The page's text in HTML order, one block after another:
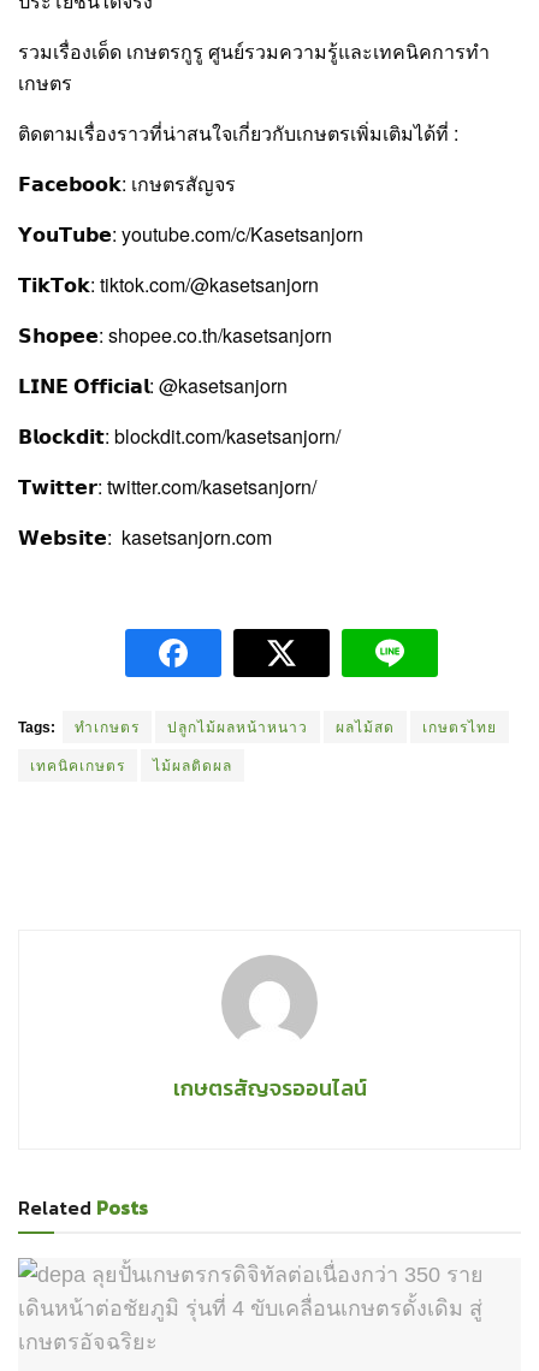
รวมเรื่องเด็ด เกษตรกูรู ศูนย์รวมความรู้และเทคนิคการทำ
เกษตร
ติดตามเรื่องราวที่น่าสนใจเกี่ยวกับเกษตรเพิ่มเติมได้ที่ :
𝗙𝗮𝗰𝗲𝗯𝗼𝗼𝗸: เกษตรสัญจร
𝗬𝗼𝘂𝗧𝘂𝗯𝗲: youtube.com/c/Kasetsanjorn
𝗧𝗶𝗸𝗧𝗼𝗸: tiktok.com/@kasetsanjorn
𝗦𝗵𝗼𝗽𝗲𝗲: shopee.co.th/kasetsanjorn
𝗟𝗜𝗡𝗘 𝗢𝗳𝗳𝗶𝗰𝗶𝗮𝗹: @kasetsanjorn
𝗕𝗹𝗼𝗰𝗸𝗱𝗶𝘁: blockdit.com/kasetsanjorn/
𝗧𝘄𝗶𝘁𝘁𝗲𝗿: twitter.com/kasetsanjorn/
𝗪𝗲𝗯𝘀𝗶𝘁𝗲: kasetsanjorn.com
Tags: ทำเกษตร ปลูกไม้ผลหน้าหนาว ผลไม้สด เกษตรไทย
เทคนิคเกษตร ไม้ผลติดผล
เกษตรสัญจรออนไลน์
Related Posts